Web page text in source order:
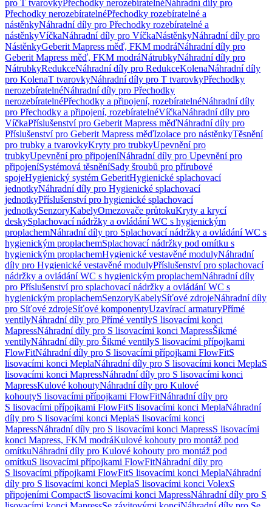
pro T tvarovkyPřechodky nerozebíratelnéNáhradní díly pro
Přechodky nerozebíratelnéPřechodky rozebíratelné a
nástěnkyNáhradní díly pro Přechodky rozebíratelné a
nástěnkyVíčkaNáhradní díly pro VíčkaNástěnkyNáhradní díly pro
NástěnkyGeberit Mapress měď, FKM modráNáhradní díly pro
Geberit Mapress měď, FKM modráNátrubkyNáhradní díly pro
NátrubkyRedukceNáhradní díly pro RedukceKolenaNáhradní díly
pro KolenaT tvarovkyNáhradní díly pro T tvarovkyPřechodky
nerozebíratelnéNáhradní díly pro Přechodky
nerozebíratelnéPřechodky a připojení, rozebíratelnéNáhradní díly
pro Přechodky a připojení, rozebíratelnéVíčkaNáhradní díly pro
VíčkaPříslušenství pro Geberit Mapress měďNáhradní díly pro
Příslušenství pro Geberit Mapress měďIzolace pro nástěnkyTěsnění
pro trubky a tvarovkyKryty pro trubkyUpevnění pro
trubkyUpevnění pro připojeníNáhradní díly pro Upevnění pro
připojeníSystémová těsněníSady šroubů pro přírubové
spojeHygienický systém GeberitHygienické splachovací
jednotkyNáhradní díly pro Hygienické splachovací
jednotkyPříslušenství pro hygienické splachovací
jednotkySenzoryKabelyOmezovače průtokuKryty a krycí
deskySplachovací nádržky a ovládání WC s hygienickým
proplachemNáhradní díly pro Splachovací nádržky a ovládání WC s
hygienickým proplachemSplachovací nádržky pod omítku s
hygienickým proplachemHygienické vestavěné modulyNáhradní
díly pro Hygienické vestavěné modulyPříslušenství pro splachovací
nádržky a ovládání WC s hygienickým proplachemNáhradní díly
pro Příslušenství pro splachovací nádržky a ovládání WC s
hygienickým proplachemSenzoryKabelySíťové zdrojeNáhradní díly
pro Síťové zdrojeSíťové komponentyUzavírací armaturyPřímé
ventilyNáhradní díly pro Přímé ventilyS lisovacími konci
MapressNáhradní díly pro S lisovacími konci MapressŠikmé
ventilyNáhradní díly pro Šikmé ventilyS lisovacími přípojkami
FlowFitNáhradní díly pro S lisovacími přípojkami FlowFitS
lisovacími konci MeplaNáhradní díly pro S lisovacími konci MeplaS
lisovacími konci MapressNáhradní díly pro S lisovacími konci
MapressKulové kohoutyNáhradní díly pro Kulové
kohoutyS lisovacími přípojkami FlowFitNáhradní díly pro
S lisovacími přípojkami FlowFitS lisovacími konci MeplaNáhradní
díly pro S lisovacími konci MeplaS lisovacími konci
MapressNáhradní díly pro S lisovacími konci MapressS lisovacími
konci Mapress, FKM modráKulové kohouty pro montáž pod
omítkuNáhradní díly pro Kulové kohouty pro montáž pod
omítkuS lisovacími přípojkami FlowFitNáhradní díly pro
S lisovacími přípojkami FlowFitS lisovacími konci MeplaNáhradní
díly pro S lisovacími konci MeplaS lisovacími konci VolexS
připojeními CompactS lisovacími konci MapressNáhradní díly pro S